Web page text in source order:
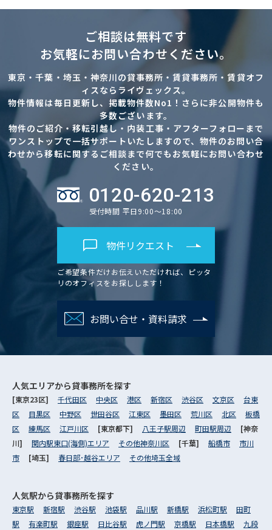
ご相談は無料です
お気軽にお問い合わせください。
東京・千葉・埼玉・神奈川の貸事務所・賃貸事務所・賃貸オフ
ィスならライヴェックス。
物件情報は毎日更新し、掲載物件数No1！さらに非公開物件も
多数ございます。
物件のご紹介・移転引越し・内装工事・アフターフォローまで
ワンストップで一括サポートいたしますので、物件のお問い合
わせから移転に関するご相談まで何でもお気軽にお問い合わせ
ください。
0120-620-213
受付時間 平日9:00～18:00
物件リクエスト
ご希望条件だけお伝えいただければ、ピッタ
リのオフィスをお探しします！
お問い合せ・資料請求
人気エリアから貸事務所を探す
[東京23区] 千代田区 中央区 港区 新宿区 渋谷区 文京区
台東
区
目黒区 中野区 世田谷区 江東区 墨田区 荒川区 北区
板橋
区
練馬区 江戸川区 [東京都下] 八王子駅周辺 町田駅周辺
[神奈
川] 関内駅東口(海側)エリア その他神奈川区 [千葉] 船橋市
市川
市
[埼玉] 春日部･越谷エリア その他埼玉全域
人気駅から貸事務所を探す
東京駅 新宿駅 渋谷駅 池袋駅 品川駅 新橋駅 浜松町駅
田町
駅
有楽町駅 銀座駅 日比谷駅 虎ノ門駅 京橋駅 日本橋駅
九段